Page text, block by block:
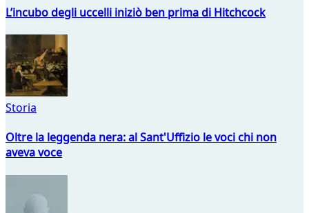
L’incubo degli uccelli iniziò ben prima di Hitchcock
Storia
Oltre la leggenda nera: al Sant'Uffizio le voci chi non
aveva voce